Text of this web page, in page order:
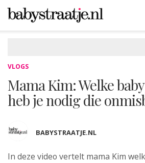
VLOGS
Mama Kim: Welke
heb je nodig die
BABYSTRAATJE.NL
In deze video vertelt mama Kim